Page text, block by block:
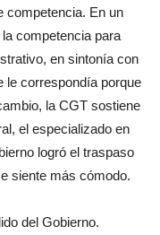
competencia. En un
competencia para
en sintonía con
le correspondía porque
la CGT sostiene
el especializado en
logró el traspaso
siente más cómodo.